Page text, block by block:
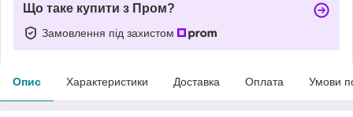
Що таке купити з Пром?
Замовлення під захистом
Опис Характеристики Доставка Оплата Умови